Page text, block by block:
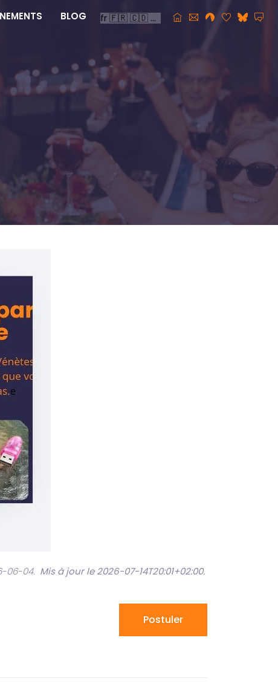
BLOG
06-04. Mis à jour le 2026-07-14T20:01+02:00.
Postuler